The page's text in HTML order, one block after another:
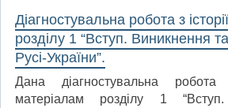
Діагностувальна робота з
розділу 1 “Вступ. Виникнення
Русі-України”.
Дана діагностувальна робота
матеріалам розділу 1